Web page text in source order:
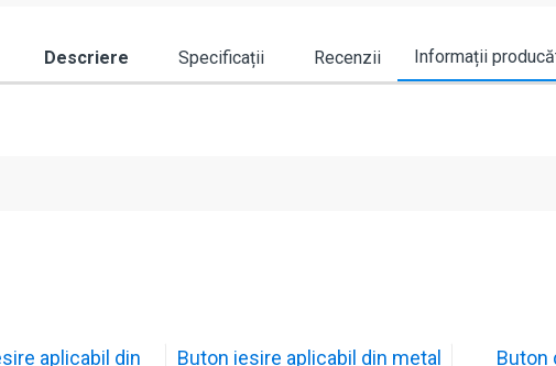
Descriere Specificații Recenzii Informații
aplicabil din Buton iesire aplicabil din metal Buton